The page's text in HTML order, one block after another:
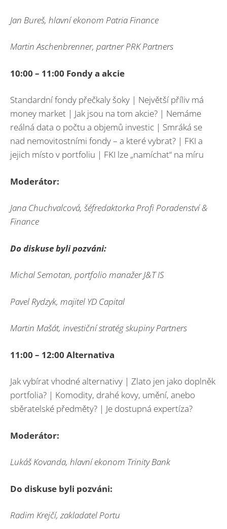
Jan Bureš, hlavní ekonom Patria Finance
MartinAschenbrenner, partner PRK Partners
10:00 – 11:00 Fondy a akcie
Standardní fondy přečkaly šoky | Největší příliv má
money market | Jak jsou na tom akcie? | Nemáme
reálná data o počtu a objemů investic | Smráká se
nad nemovitostními fondy – a které vybrat? | FKI a
jejich místo v portfoliu | FKI lze „namíchat“ na míru
Moderátor:
Jana Chuchvalcová, šéfredaktorka Profi Poradenství&
Finance
Do diskuse byli pozváni:
Michal Semotan, portfolio manažer J&T IS
Pavel Rydzyk, majitel YD Capital
Martin Mašát, investiční stratég skupiny Partners
11:00 – 12:00 Alternativa
Jak vybírat vhodné alternativy | Zlato jen jako doplněk
portfolia? | Komodity, drahé kovy, umění, anebo
sběratelské předměty? | Je dostupná expertíza?
Moderátor:
Lukáš Kovanda, hlavní ekonom Trinity Bank
Do diskuse byli pozváni:
Radim Krejčí, zakladatel Portu